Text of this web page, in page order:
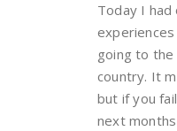
Today I
experiences
going to
country. It
but if you
next